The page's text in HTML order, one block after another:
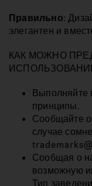
Правильно:
элегантен и
КАК МОЖНО
Выполняйте
принципы.
Сообщайте
случае
Сообщая о
возможную
Тип